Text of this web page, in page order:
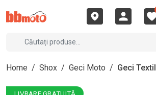
Home / Shox / Geci Moto / Geci Textil